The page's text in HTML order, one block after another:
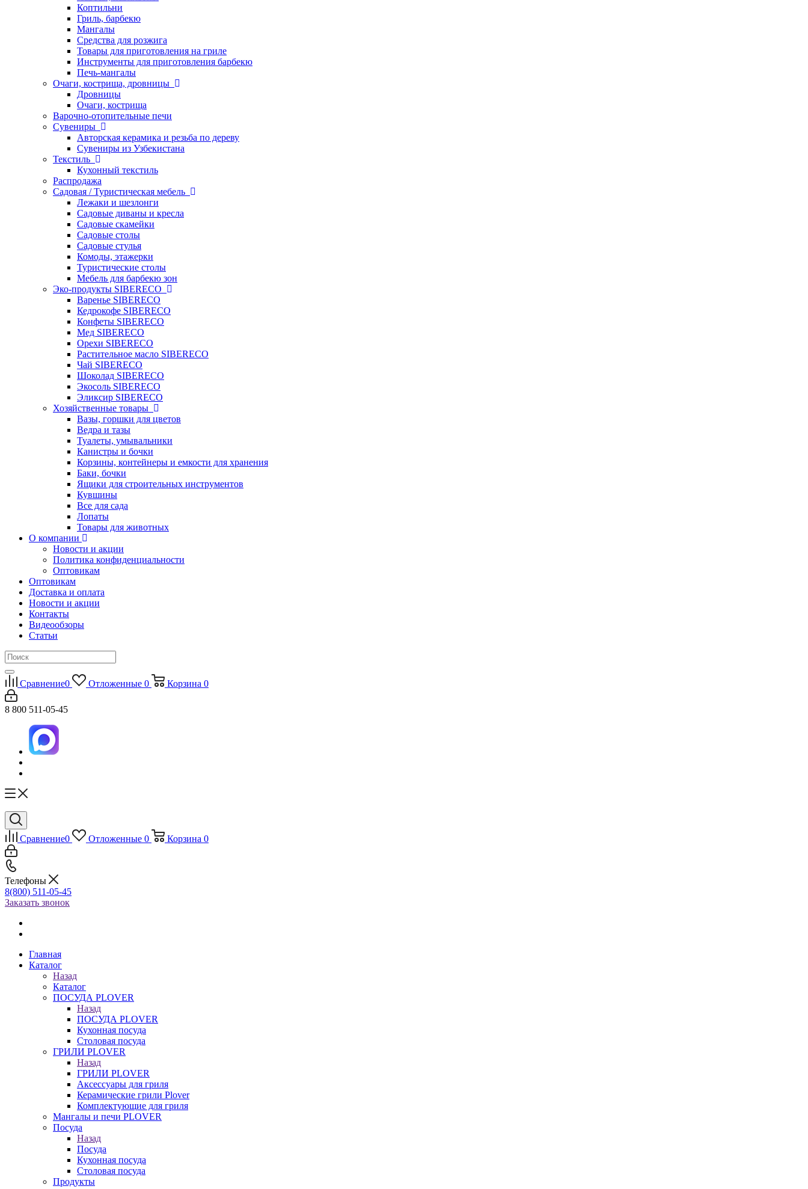
Коптильни
Гриль, барбекю
Мангалы
Средства для розжига
Товары для приготовления на гриле
Инструменты для приготовления барбекю
Печь-мангалы
Очаги, кострища, дровницы
Дровницы
Очаги, кострища
Варочно-отопительные печи
Сувениры
Авторская керамика и резьба по дереву
Сувениры из Узбекистана
Текстиль
Кухонный текстиль
Распродажа
Садовая / Туристическая мебель
Лежаки и шезлонги
Садовые диваны и кресла
Садовые скамейки
Садовые столы
Садовые стулья
Комоды, этажерки
Туристические столы
Мебель для барбекю зон
Эко-продукты SIBERECO
Варенье SIBERECO
Кедрокофе SIBERECO
Конфеты SIBERECO
Мед SIBERECO
Орехи SIBERECO
Растительное масло SIBERECO
Чай SIBERECO
Шоколад SIBERECO
Экосоль SIBERECO
Эликсир SIBERECO
Хозяйственные товары
Вазы, горшки для цветов
Ведра и тазы
Туалеты, умывальники
Канистры и бочки
Корзины, контейнеры и емкости для хранения
Баки, бочки
Ящики для строительных инструментов
Кувшины
Все для сада
Лопаты
Товары для животных
О компании
Новости и акции
Политика конфиденциальности
Оптовикам
Оптовикам
Доставка и оплата
Новости и акции
Контакты
Видеообзоры
Статьи
Сравнение0 Отложенные 0 Корзина 0
8 800 511-05-45
Сравнение0 Отложенные 0 Корзина 0
Телефоны
8(800) 511-05-45
Заказать звонок
Главная
Каталог
Назад
Каталог
ПОСУДА PLOVER
Назад
ПОСУДА PLOVER
Кухонная посуда
Столовая посуда
ГРИЛИ PLOVER
Назад
ГРИЛИ PLOVER
Аксессуары для гриля
Керамические грили Plover
Комплектующие для гриля
Мангалы и печи PLOVER
Посуда
Назад
Посуда
Кухонная посуда
Столовая посуда
Продукты